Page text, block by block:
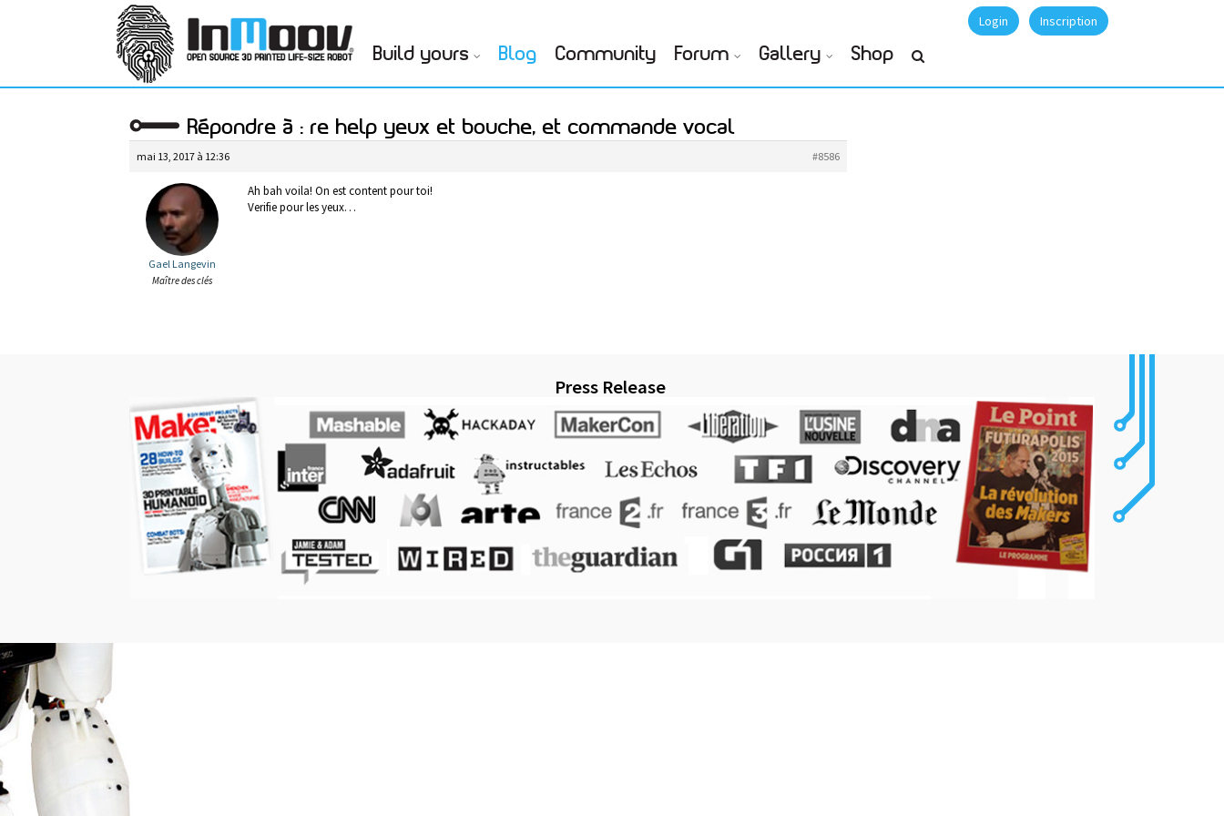
Login Inscription
Build yours Blog Community Forum Gallery Shop
Répondre à : re help yeux et bouche, et commande vocal
mai 13, 2017 à 12:36 #8586
Gael Langevin
Maître des clés
Ah bah voila! On est content pour toi!
Verifie pour les yeux…
Press Release